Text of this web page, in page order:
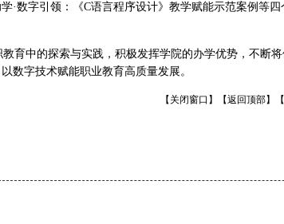
·数字引领：《C语言程序设计》教学赋能示范案例等四
育中的探索与实践，积极发挥学院的办学优势，不断
数字技术赋能职业教育高质量发展。
【关闭窗口】 【返回顶部】